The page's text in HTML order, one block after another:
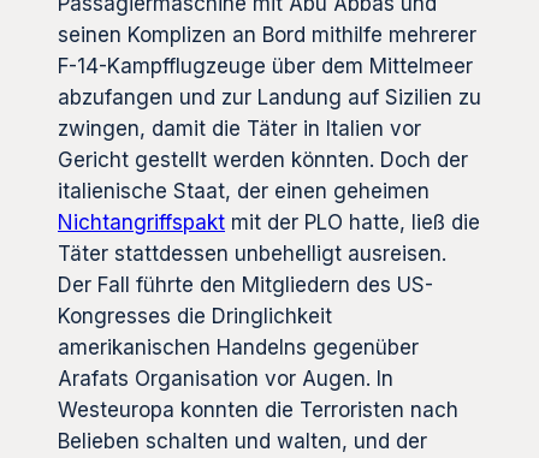
seinen Komplizen an Bord mithilfe mehrerer
F-14-Kampfflugzeuge über dem Mittelmeer
abzufangen und zur Landung auf Sizilien zu
zwingen, damit die Täter in Italien vor
Gericht gestellt werden könnten. Doch der
italienische Staat, der einen geheimen
Nichtangriffspakt mit der PLO hatte, ließ die
Täter stattdessen unbehelligt ausreisen.
Der Fall führte den Mitgliedern des US-
Kongresses die Dringlichkeit
amerikanischen Handelns gegenüber
Arafats Organisation vor Augen. In
Westeuropa konnten die Terroristen nach
Belieben schalten und walten, und der